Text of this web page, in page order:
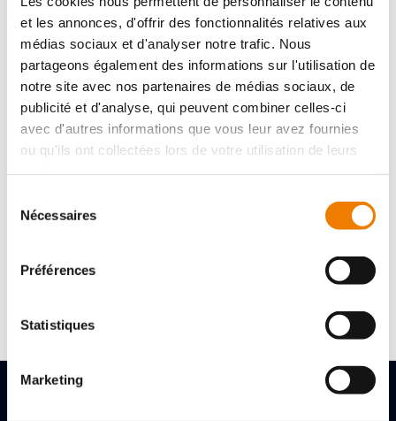
et les annonces, d'offrir des fonctionnalités relatives aux
médias sociaux et d'analyser notre trafic. Nous
partageons également des informations sur l'utilisation de
notre site avec nos partenaires de médias sociaux, de
publicité et d'analyse, qui peuvent combiner celles-ci
avec d'autres informations que vous leur avez fournies
ou qu'ils ont collectées lors de votre utilisation de leurs
Nécessaires
Préférences
Statistiques
Marketing
brillant.
APPLICATION
permet de serrer et tenir les profilés et les plats pour
effectuer des travaux de soudure. La forme en U permet
la visibilité pendant le procédé de soudure.
Référence :